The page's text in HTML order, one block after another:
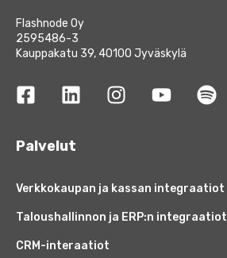
Flashnode Oy
2595486-3
Kauppakatu 39, 40100 Jyväskylä
Palvelut
Verkkokaupan ja kassan integraatiot
Taloushallinnon ja ERP:n integraatiot
CRM-interaatiot